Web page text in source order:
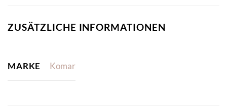
ZUSÄTZLICHE INFORMATIONEN
MARKE Komar